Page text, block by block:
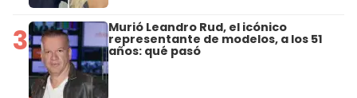
3 Murió Leandro Rud, el icónico
representante de modelos, a los 51
años: qué pasó